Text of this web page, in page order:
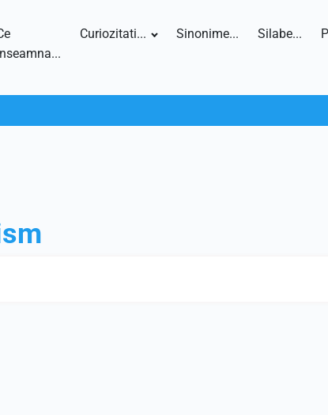
Curiozitati... Sinonime... Silabe...